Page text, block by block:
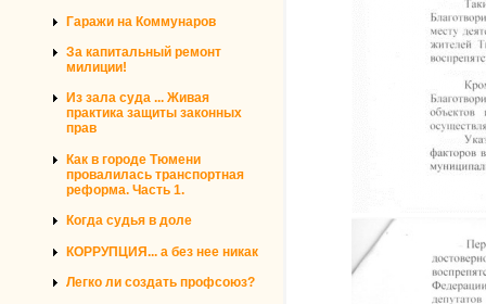
Гаражи на Коммунаров
За капитальный ремонт
милиции!
Из зала суда ... Живая
практика защиты законных
прав
Как в городе Тюмени
провалилась транспортная
реформа. Часть 1.
Когда судья в доле
КОРРУПЦИЯ... а без нее никак
Легко ли создать профсоюз?